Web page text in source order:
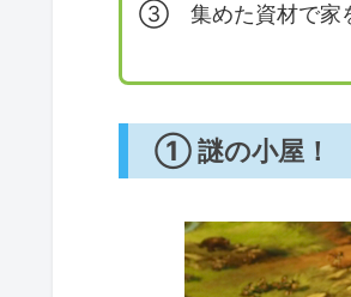
③ 集めた資材で家を
① 謎の小屋！